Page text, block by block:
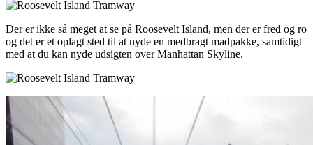
Der er ikke så meget at se på Roosevelt Island, men der er fred og ro
og det er et oplagt sted til at nyde en medbragt madpakke, samtidigt
med at du kan nyde udsigten over Manhattan Skyline.